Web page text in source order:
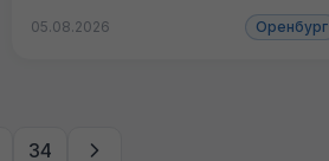
05.08.2026 Оренбург
34